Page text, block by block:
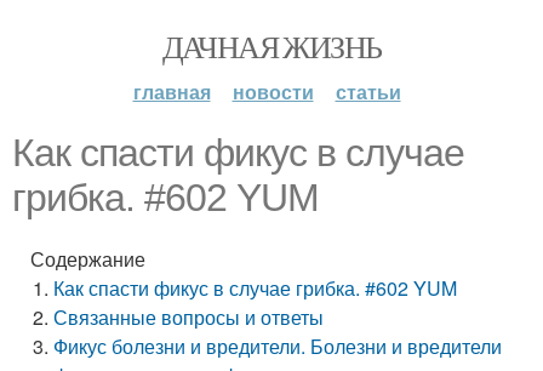
ДАЧНАЯ ЖИЗНЬ
главная новости статьи
Как спасти фикус в случае
грибка. #602 YUM
Содержание
Как спасти фикус в случае грибка. #602 YUM
Связанные вопросы и ответы
Фикус болезни и вредители. Болезни и вредители